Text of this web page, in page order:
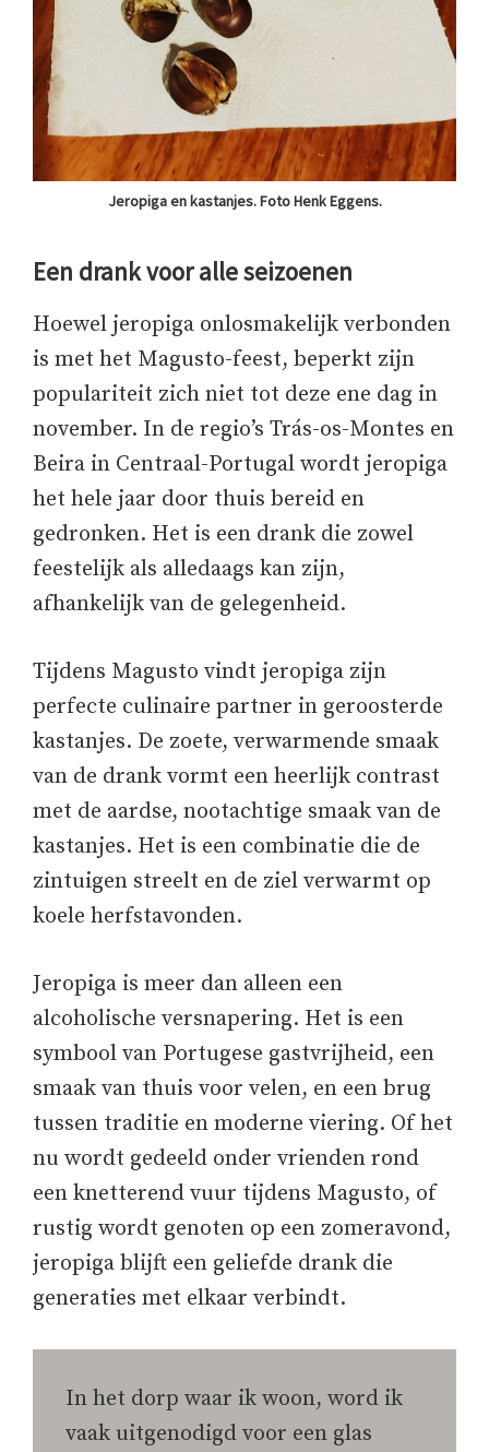
Jeropiga en kastanjes. Foto Henk Eggens.
Een drank voor alle seizoenen
Hoewel jeropiga onlosmakelijk verbonden
is met het Magusto-feest, beperkt zijn
populariteit zich niet tot deze ene dag in
november. In de regio’s Trás-os-Montes en
Beira in Centraal-Portugal wordt jeropiga
het hele jaar door thuis bereid en
gedronken. Het is een drank die zowel
feestelijk als alledaags kan zijn,
afhankelijk van de gelegenheid.
Tijdens Magusto vindt jeropiga zijn
perfecte culinaire partner in geroosterde
kastanjes. De zoete, verwarmende smaak
van de drank vormt een heerlijk contrast
met de aardse, nootachtige smaak van de
kastanjes. Het is een combinatie die de
zintuigen streelt en de ziel verwarmt op
koele herfstavonden.
Jeropiga is meer dan alleen een
alcoholische versnapering. Het is een
symbool van Portugese gastvrijheid, een
smaak van thuis voor velen, en een brug
tussen traditie en moderne viering. Of het
nu wordt gedeeld onder vrienden rond
een knetterend vuur tijdens Magusto, of
rustig wordt genoten op een zomeravond,
jeropiga blijft een geliefde drank die
generaties met elkaar verbindt.
In het dorp waar ik woon, word ik
vaak uitgenodigd voor een glas